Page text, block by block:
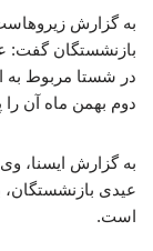
به گزارش
بازنشستگان گفت:
در شستا مربوط به
دوم بهمن ماه آن را
به گزارش ایسنا،
عیدی
است.